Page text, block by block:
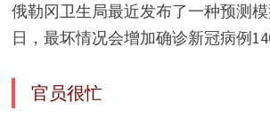
俄勒冈卫生局最近发布了一种预测
日，最坏情况会增加确诊新冠病例
官员很忙